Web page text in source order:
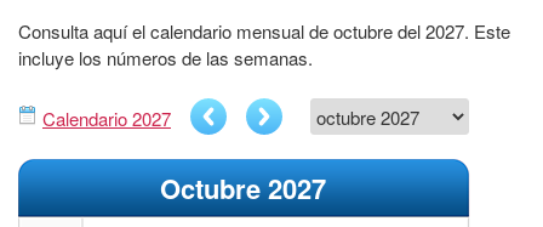
Consulta aquí el calendario mensual de octubre del 2027. Este
incluye los números de las semanas.
Calendario 2027
Octubre 2027